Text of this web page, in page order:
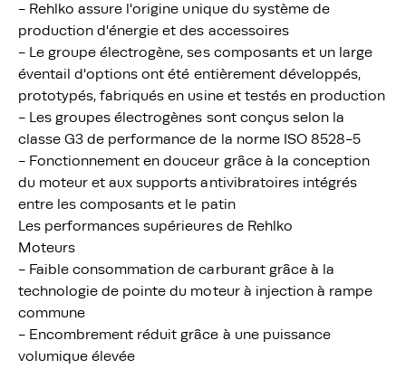
- Rehlko assure l'origine unique du système de
production d'énergie et des accessoires
- Le groupe électrogène, ses composants et un large
éventail d'options ont été entièrement développés,
prototypés, fabriqués en usine et testés en production
- Les groupes électrogènes sont conçus selon la
classe G3 de performance de la norme ISO 8528-5
- Fonctionnement en douceur grâce à la conception
du moteur et aux supports antivibratoires intégrés
entre les composants et le patin
Les performances supérieures de Rehlko
Moteurs
- Faible consommation de carburant grâce à la
technologie de pointe du moteur à injection à rampe
commune
- Encombrement réduit grâce à une puissance
volumique élevée